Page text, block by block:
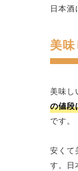
日本酒
美
美味し
の値段
です。
安くて
す。日